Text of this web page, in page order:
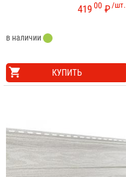
/шт.
41900 ₽
в наличии
КУПИТЬ